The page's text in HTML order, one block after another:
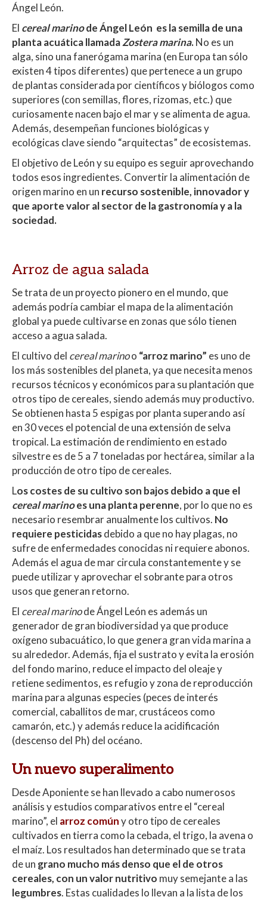
Ángel León.
El cereal marinode Ángel León es la semilla de una
planta acuática llamadaZostera marina.No es un
alga, sino una fanerógama marina (en Europa tan sólo
existen 4 tipos diferentes) que pertenece a un grupo
de plantas considerada por científicos y biólogos como
superiores (con semillas, flores, rizomas, etc.) que
curiosamente nacen bajo el mar y se alimenta de agua.
Además, desempeñan funciones biológicas y
ecológicas clave siendo “arquitectas” de ecosistemas.
El objetivo de León y su equipo es seguir aprovechando
todos esos ingredientes. Convertir la alimentación de
origen marino en un recurso sostenible, innovador y
que aporte valor al sector de la gastronomía y a la
sociedad.
Arroz de agua salada
Se trata de un proyecto pionero en el mundo, que
además podría cambiar el mapa de la alimentación
global ya puede cultivarse en zonas que sólo tienen
acceso a agua salada.
El cultivo del cereal marinoo “arroz marino” es uno de
los más sostenibles del planeta, ya que necesita menos
recursos técnicos y económicos para su plantación que
otros tipo de cereales, siendo además muy productivo.
Se obtienen hasta 5 espigas por planta superando así
en 30 veces el potencial de una extensión de selva
tropical. La estimación de rendimiento en estado
silvestre es de 5 a 7 toneladas por hectárea, similar a la
producción de otro tipo de cereales.
Los costes de su cultivo son bajos debido a que el
cereal marinoes una planta perenne, por lo que no es
necesario resembrar anualmente los cultivos. No
requiere pesticidasdebido a que no hay plagas, no
sufre de enfermedades conocidas ni requiere abonos.
Además el agua de mar circula constantemente y se
puede utilizar y aprovechar el sobrante para otros
usos que generan retorno.
El cereal marinode Ángel León es además un
generador de gran biodiversidad ya que produce
oxígeno subacuático, lo que genera gran vida marina a
su alrededor. Además, fija el sustrato y evita la erosión
del fondo marino, reduce el impacto del oleaje y
retiene sedimentos, es refugio y zona de reproducción
marina para algunas especies (peces de interés
comercial, caballitos de mar, crustáceos como
camarón, etc.) y además reduce la acidificación
(descenso del Ph) del océano.
Un nuevo superalimento
Desde Aponiente se han llevado a cabo numerosos
análisis y estudios comparativos entre el “cereal
marino”, el arroz comúny otro tipo de cereales
cultivados en tierra como la cebada, el trigo, la avena o
el maíz. Los resultados han determinado que se trata
de un grano mucho más denso que el de otros
cereales, con un valor nutritivo muy semejante a las
legumbres. Estas cualidades lo llevan a la lista de los